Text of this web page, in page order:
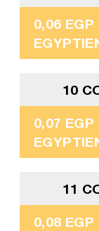
0,06 EGP
10
0,07 EGP
11
0,08 EGP